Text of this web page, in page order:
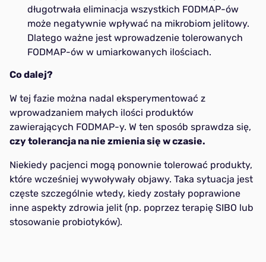
długotrwała eliminacja wszystkich FODMAP-ów
może negatywnie wpływać na mikrobiom jelitowy.
Dlatego ważne jest wprowadzenie tolerowanych
FODMAP-ów w umiarkowanych ilościach.
Co dalej?
W tej fazie można nadal eksperymentować z
wprowadzaniem małych ilości produktów
zawierających FODMAP-y. W ten sposób sprawdza się,
czy tolerancja na nie zmienia się w czasie.
Niekiedy pacjenci mogą ponownie tolerować produkty,
które wcześniej wywoływały objawy. Taka sytuacja jest
częste szczególnie wtedy, kiedy zostały poprawione
inne aspekty zdrowia jelit (np. poprzez terapię SIBO lub
stosowanie probiotyków).